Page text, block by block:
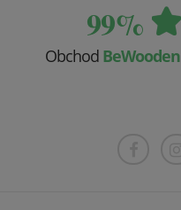
99%
Obchod BeWooden